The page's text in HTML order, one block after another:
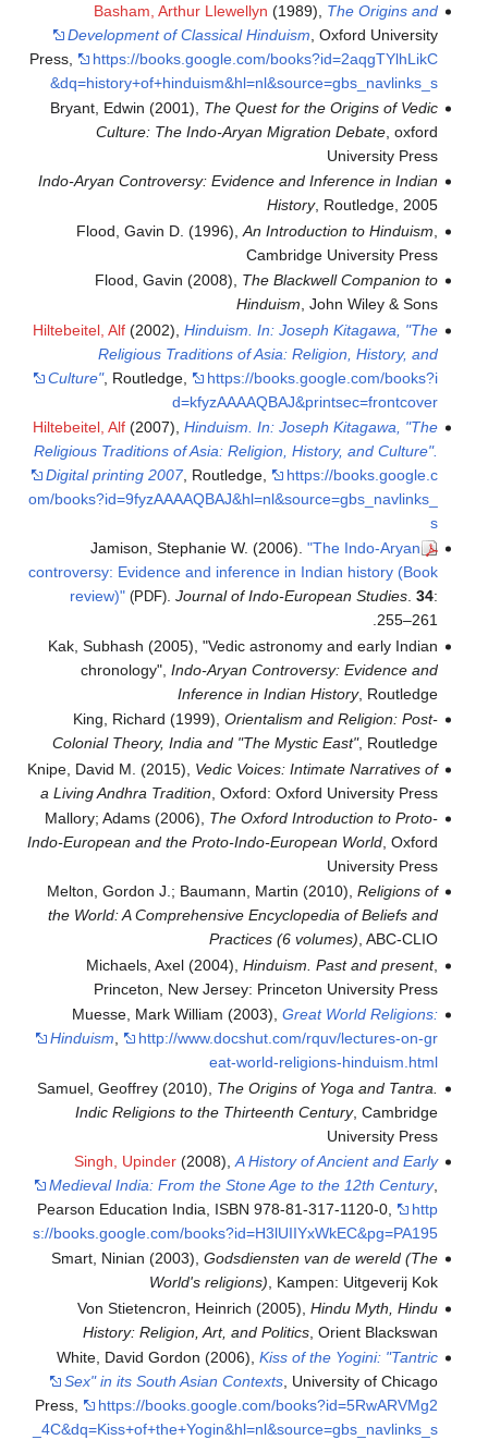
Basham, Arthur Llewellyn (1989), The Origins and
Development of Classical Hinduism , Oxford University
Press,
https://books.google.com/books?id=2aqgTYlhLikC
&dq=history+of+hinduism&hl=nl&source=gbs_navlinks_s
Bryant, Edwin (2001), The Quest for the Origins of Vedic
Culture: The Indo-Aryan Migration Debate, oxford
University Press
Indo-Aryan Controversy: Evidence and Inference in Indian
History, Routledge, 2005
Flood, Gavin D. (1996), An Introduction to Hinduism
Cambridge University Press
Flood, Gavin (2008), The Blackwell Companion to
Hinduism, John Wiley & Sons
Hiltebeitel, Alf(2002), Hinduism. In: Joseph Kitagawa, "The
Religious Traditions of Asia: Religion, History, and
Culture", Routledge,
https://books.google.com/books?i
d=kfyzAAAAQBAJ&printsec=frontcover
Hiltebeitel, Alf(2007), Hinduism. In: Joseph Kitagawa, "The
Religious Traditions of Asia: Religion, History, and Culture".
Digital printing 2007, Routledge,
https://books.google.c
om/books?id=9fyzAAAAQBAJ&hl=nl&source=gbs_navlinks_
s
Jamison, Stephanie W. (2006). "The Indo-Aryan
controversy: Evidence and inference in Indian history (Book
review)" (PDF). Journal of Indo-European Studies. 34:
255–261.
Kak, Subhash (2005), "Vedic astronomy and early Indian
chronology", Indo-Aryan Controversy: Evidence and
Inference in Indian History, Routledge
King, Richard (1999), Orientalism and Religion: Post-
Colonial Theory, India and "The Mystic East", Routledge
Knipe, David M. (2015), Vedic Voices: Intimate Narratives of
a Living Andhra Tradition , Oxford: Oxford University Press
Mallory; Adams (2006), The Oxford Introduction to Proto-
Indo-European and the Proto-Indo-European World, Oxford
University Press
Melton, Gordon J.; Baumann, Martin (2010), Religions of
the World: A Comprehensive Encyclopedia of Beliefs and
Practices (6 volumes), ABC-CLIO
Michaels, Axel (2004), Hinduism. Past and present,
Princeton, New Jersey: Princeton University Press
Muesse, Mark William (2003), Great World Religions:
Hinduism
http://www.docshut.com/rquv/lectures-on-gr
eat-world-religions-hinduism.html
Samuel, Geoffrey (2010), The Origins of Yoga and Tantra.
Indic Religions to the Thirteenth Century, Cambridge
University Press
Singh, Upinder(2008), A History of Ancient and Early
Medieval India: From the Stone Age to the 12th Century,
Pearson Education India, ISBN 978-81-317-1120-0,
http
s://books.google.com/books?id=H3lUIIYxWkEC&pg=PA195
Smart, Ninian (2003), Godsdiensten van de wereld (The
World's religions), Kampen: Uitgeverij Kok
Von Stietencron, Heinrich (2005), Hindu Myth, Hindu
History: Religion, Art, and Politics, Orient Blackswan
White, David Gordon (2006), Kiss of the Yogini: "Tantric
Sex" in its South Asian Contexts, University of Chicago
Press,
https://books.google.com/books?id=5RwARVMg2
_4C&dq=Kiss+of+the+Yogin&hl=nl&source=gbs_navlinks_s